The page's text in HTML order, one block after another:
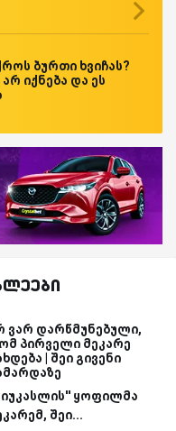
ბურთი ხვიჩას?
იქნება და ეს
ვარ დარწმუნებული,
პირველი მეკარე
| შეი გივენი
ყოფილმა
შეი...